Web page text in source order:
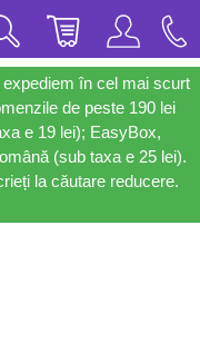
în cel mai scurt
de peste 190 lei
e 19 lei); EasyBox,
(sub taxa e 25 lei).
la căutare reducere.